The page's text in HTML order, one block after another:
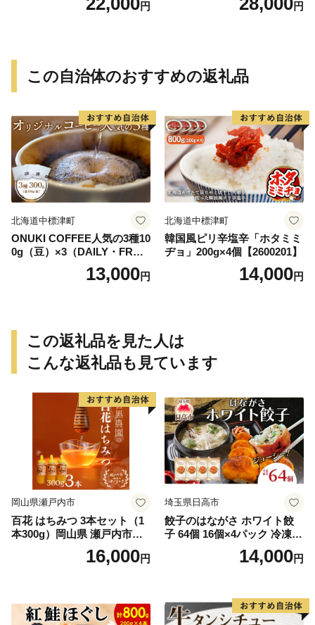
円 円
この自治体のおすすめの返礼品
北海道中標津町
ONUKI COFFEE人気の3種10
0g（豆）×3（DAILY・FREN
CH・パプアニューギニア）
13,000円
北海道中標津町
韓国風ピリ辛塩辛「ホタミミ
ヂョ」200g×4個【2600201】
14,000円
この返礼品を見た人は
こんな返礼品も見ています
岡山県瀬戸内市
百花 はちみつ 3本セット（1
本300g）岡山県 瀬戸内市産
石黒農園 ヨーグルト パン 砂
糖の代わり 香り高い いい香
16,000円
埼玉県日高市
餃子のはながさ ホワイト餃
子 64個 16個×4パック 冷凍
中華 点心 B級グルメ ご当地
野菜 おつまみ おかず 簡単調
ー ギフト お取り寄せ 日高市
14,000円